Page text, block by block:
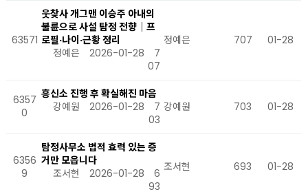
63571
웃찾사 개그맨 이승주 아내의
불륜으로 사설 탐정 전향｜프
로필·나이·근황 정리
정예은
2026-01-28
7
07
정예은 707 01-28
6357
0
흥신소 진행 후 확실해진 마음
강예원
2026-01-28
7
03
강예원 703 01-28
6356
9
탐정사무소 법적 효력 있는 증
거만 모읍니다
조서현
2026-01-28
6
93
조서현 693 01-28